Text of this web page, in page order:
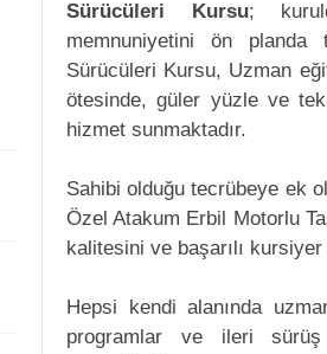
Sürücüleri Kursu;
memnuniyetini ön
Sürücüleri Kursu, Uzman
ötesinde, güler yüzle ve
hizmet sunmaktadır.
Sahibi olduğu tecrübeye ek
Özel Atakum Erbil Motorlu
kalitesini ve başarılı kursiyer
Hepsi kendi alanında
programlar ve ileri